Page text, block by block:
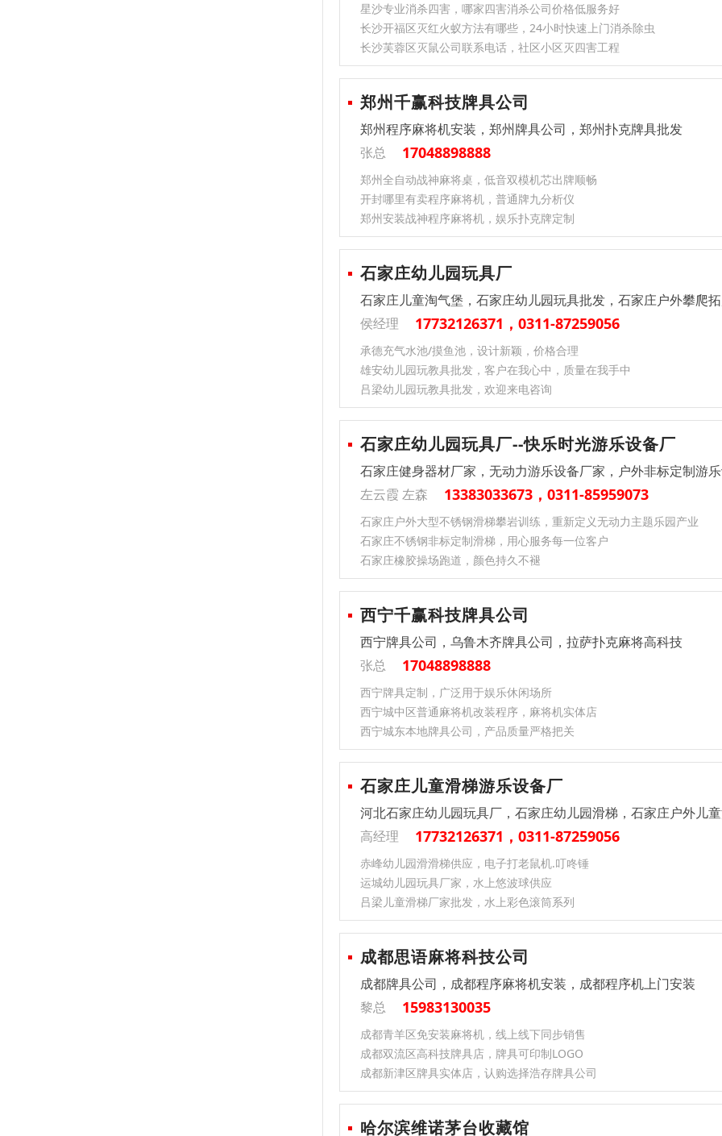
星沙专业消杀四害，哪家四害消杀公司价格低服务好
长沙开福区灭红火蚁方法有哪些，24小时快速上门消杀除虫
长沙芙蓉区灭鼠公司联系电话，社区小区灭四害工程
郑州千赢科技牌具公司
郑州程序麻将机安装，郑州牌具公司，郑州扑克牌具批发
张总
17048898888
郑州全自动战神麻将桌，低音双模机芯出牌顺畅
开封哪里有卖程序麻将机，普通牌九分析仪
郑州安装战神程序麻将机，娱乐扑克牌定制
石家庄幼儿园玩具厂
石家庄儿童淘气堡，石家庄幼儿园玩具批发，石家庄户外攀爬
侯经理
17732126371，0311-87259056
承德充气水池/摸鱼池，设计新颖，价格合理
雄安幼儿园玩教具批发，客户在我心中，质量在我手中
吕梁幼儿园玩教具批发，欢迎来电咨询
石家庄幼儿园玩具厂--快乐时光游乐设备厂
石家庄健身器材厂家，无动力游乐设备厂家，户外非标定制游
左云霞 左森
13383033673，0311-85959073
石家庄户外大型不锈钢滑梯攀岩训练，重新定义无动力主题乐园产业
石家庄不锈钢非标定制滑梯，用心服务每一位客户
石家庄橡胶操场跑道，颜色持久不褪
西宁千赢科技牌具公司
西宁牌具公司，乌鲁木齐牌具公司，拉萨扑克麻将高科技
张总
17048898888
西宁牌具定制，广泛用于娱乐休闲场所
西宁城中区普通麻将机改装程序，麻将机实体店
西宁城东本地牌具公司，产品质量严格把关
石家庄儿童滑梯游乐设备厂
河北石家庄幼儿园玩具厂，石家庄幼儿园滑梯，石家庄户外儿
高经理
17732126371，0311-87259056
赤峰幼儿园滑滑梯供应，电子打老鼠机.叮咚锤
运城幼儿园玩具厂家，水上悠波球供应
吕梁儿童滑梯厂家批发，水上彩色滚筒系列
成都思语麻将科技公司
成都牌具公司，成都程序麻将机安装，成都程序机上门安装
黎总
15983130035
‌成都‌青羊区‌‌‌免安装麻将机，线上线下同步销售
‌成都‌双流区‌‌‌高科技牌具店，牌具可印制LOGO
‌成都‌新津区‌‌‌牌具实体店，认购选择浩存牌具公司
哈尔滨维诺茅台收藏馆